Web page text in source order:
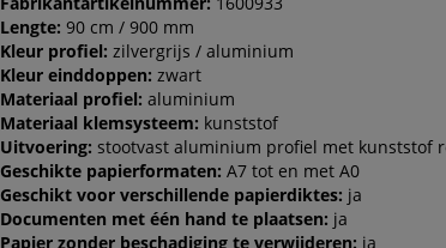
Lengte: 90 cm / 900 mm
Kleur profiel: zilvergrijs / aluminium
Kleur einddoppen: zwart
Materiaal profiel: aluminium
Materiaal klemsysteem: kunststof
Uitvoering: stootvast aluminium profiel met kunststof
Geschikte papierformaten: A7 tot en met A0
Geschikt voor verschillende papierdiktes: ja
Documenten met één hand te plaatsen: ja
Papier zonder beschadiging te verwijderen: ja